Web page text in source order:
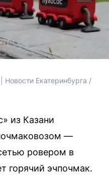
Новости Екатеринбурга /
из Казани
—
ровером в
горячий эчпочмак.